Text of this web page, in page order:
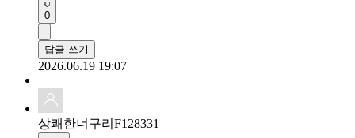
0
답글 쓰기
2026.06.19 19:07
상쾌한너구리F128331